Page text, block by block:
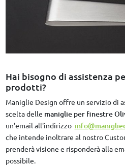
Hai bisogno di assistenza
prodotti?
Maniglie Design offre un servizio di
scelta delle maniglie per finestre
un'email all'indirizzo
che intende inoltrare al nostro
prenderà visione e risponderà alla
possibile.